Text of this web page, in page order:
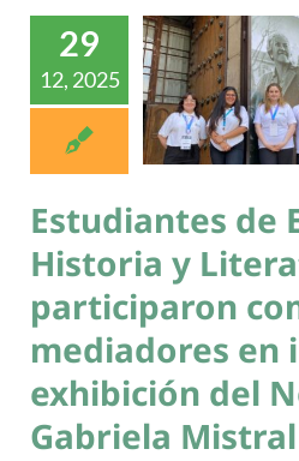
29
12, 2025
Estudiantes de
Historia y
participaron
mediadores en
exhibición del
Gabriela Mistral